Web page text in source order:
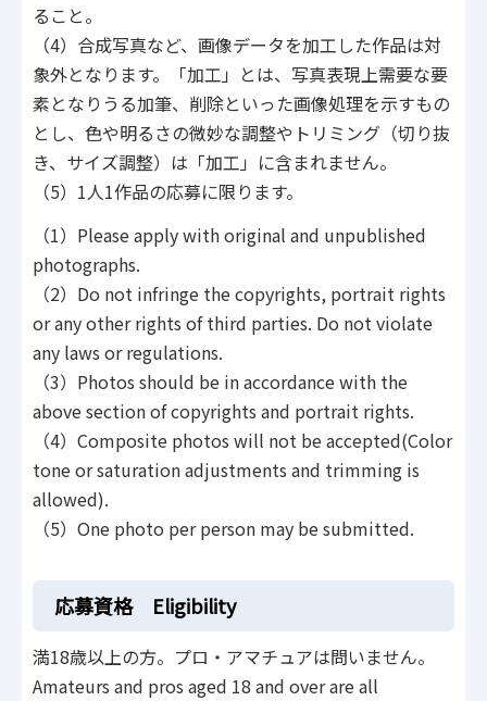
ること。
（4）合成写真など、画像データを加工した作品は対
象外となります。「加工」とは、写真表現上需要な要
素となりうる加筆、削除といった画像処理を示すもの
とし、色や明るさの微妙な調整やトリミング（切り抜
き、サイズ調整）は「加工」に含まれません。
（5）1人1作品の応募に限ります。
（1）Please apply with original and unpublished
photographs.
（2）Do not infringe the copyrights, portrait rights
or any other rights of third parties. Do not violate
any laws or regulations.
（3）Photos should be in accordance with the
above section of copyrights and portrait rights.
（4）Composite photos will not be accepted(Color
tone or saturation adjustments and trimming is
allowed).
（5）One photo per person may be submitted.
応募資格 Eligibility
満18歳以上の方。プロ・アマチュアは問いません。
Amateurs and pros aged 18 and over are all